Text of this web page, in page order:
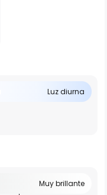
Luz diurna
Muy brillante